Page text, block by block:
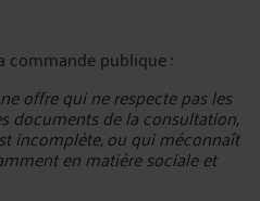
commande publique :
offre qui ne respecte pas les
documents de la consultation,
incomplète, ou qui méconnaît
en matière sociale et